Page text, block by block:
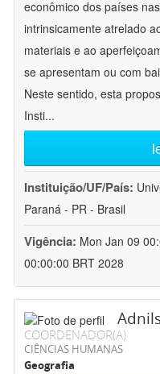
econômico dos países
intrinsicamente atrelado
materiais e ao
se apresentam ou com
Neste sentido, esta
Insti...
Instituição/UF/País:
Paraná - PR - Brasil
Vigência: Mon Jan 09
00:00:00 BRT 2028
COORDENADOR(A)
CIÊNCIAS HUMANAS
Geografia